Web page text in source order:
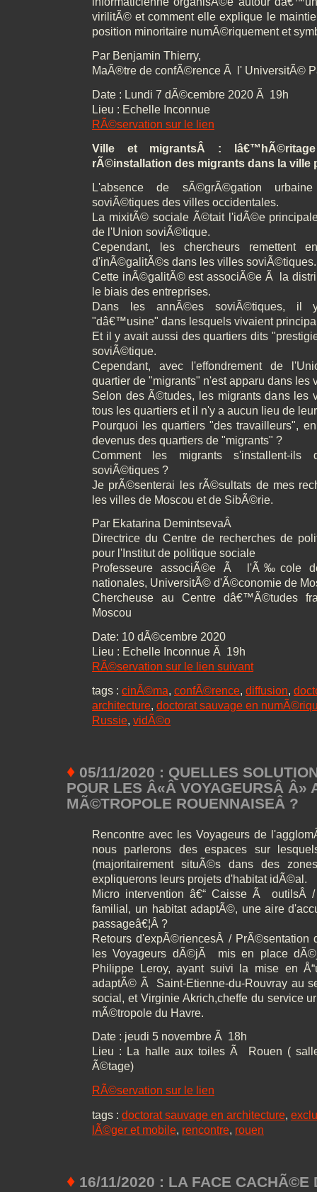
virilitÃ© et comment elle explique le
position minoritaire numÃ©riquement et
Par Benjamin Thierry,
MaÃ®tre de confÃ©rence Ã l' UniversitÃ©
Date : Lundi 7 dÃ©cembre 2020 Ã 19h
Lieu : Echelle Inconnue
RÃ©servation sur le lien
Ville et migrantsÂ :
rÃ©installation des migrants dans la ville
L'absence de sÃ©grÃ©gation
soviÃ©tiques des villes occidentales.
La mixitÃ© sociale Ã©tait l'idÃ©e
de l'Union soviÃ©tique.
Cependant, les chercheurs remettent
d'inÃ©galitÃ©s dans les villes soviÃ©tiques.
Cette inÃ©galitÃ© est associÃ©e Ã la
le biais des entreprises.
Dans les annÃ©es soviÃ©tiques, il
"dâ€™usine" dans lesquels vivaient
Et il y avait aussi des quartiers dits
soviÃ©tique.
Cependant, avec l'effondrement de
quartier de "migrants" n'est apparu dans les
Selon des Ã©tudes, les migrants dans les
tous les quartiers et il n'y a aucun lieu de
Pourquoi les quartiers "des travailleurs",
devenus des quartiers de "migrants" ?
Comment les migrants s'installent-
soviÃ©tiques ?
Je prÃ©senterai les rÃ©sultats de mes
les villes de Moscou et de SibÃ©rie.
Par Ekatarina DemintsevaÂ
Directrice du Centre de recherches de
pour l'Institut de politique sociale
Professeure associÃ©e Ã l'Ã‰cole
nationales, UniversitÃ© d'Ã©conomie de
Chercheuse au Centre dâ€™Ã©tudes
Moscou
Date: 10 dÃ©cembre 2020
Lieu : Echelle Inconnue Ã 19h
RÃ©servation sur le lien suivant
tags : cinÃ©ma, confÃ©rence, diffusion,
architecture, doctorat sauvage en
Russie, vidÃ©o
♦ 05/11/2020 : QUELLES
POUR LES Â«Â VOYAGEURSÂ Â»
MÃ©TROPOLE ROUENNAISEÂ ?
Rencontre avec les Voyageurs de
nous parlerons des espaces sur
(majoritairement situÃ©s dans des
expliquerons leurs projets d'habitat idÃ©al.
Micro intervention â€“ Caisse Ã outilsÂ
familial, un habitat adaptÃ©, une aire
passageâ€¦Â ?
Retours d'expÃ©riencesÂ / PrÃ©sentation
les Voyageurs dÃ©jÃ mis en place
Philippe Leroy, ayant suivi la mise en
adaptÃ© Ã Saint-Etienne-du-Rouvray au
social, et Virginie Akrich,cheffe du service
mÃ©tropole du Havre.
Date : jeudi 5 novembre Ã 18h
Lieu : La halle aux toiles Ã Rouen (
Ã©tage)
RÃ©servation sur le lien
tags : doctorat sauvage en architecture,
lÃ©ger et mobile, rencontre, rouen
♦ 16/11/2020 : LA FACE CACHÃ©E